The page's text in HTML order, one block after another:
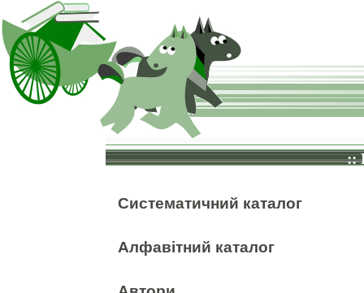
::
Систематичний каталог
Алфавітний каталог